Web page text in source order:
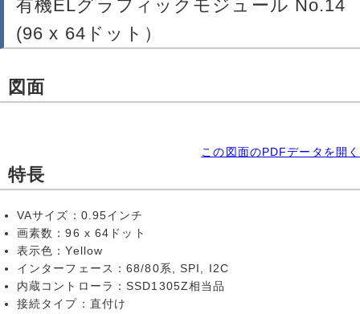
有機ELグラフィックモジュール No.14
(96 x 64ドット）
図面
この図面のPDFデータを開く
特長
VAサイズ：0.95インチ
画素数：96 x 64ドット
表示色：Yellow
インターフェース：68/80系, SPI, I2C
内蔵コントローラ：SSD1305Z相当品
接続タイプ：直付け